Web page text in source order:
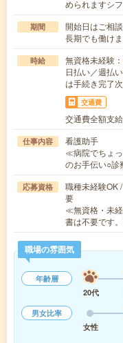
められますシ
期間
開始日はご相
長期でも働けま
時給
無資格未経験
日払い／週払
は手続き完了
交通費
交通費全額支
仕事内容
看護助手
≪病院でちょ
のお手伝い○
応募資格
職種未経験OK
要
≪無資格・未
書は不要です
職場の雰囲気
年齢層
20代
男女比率
女性